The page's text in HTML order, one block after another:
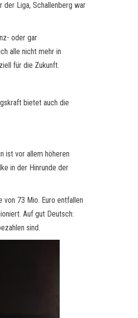
der Liga, Schallenberg war
oder gar
alle nicht mehr in
für die Zukunft.
bietet auch die
ist vor allem höheren
in der Hinrunde der
73 Mio. Euro entfallen
Auf gut Deutsch:
sind.